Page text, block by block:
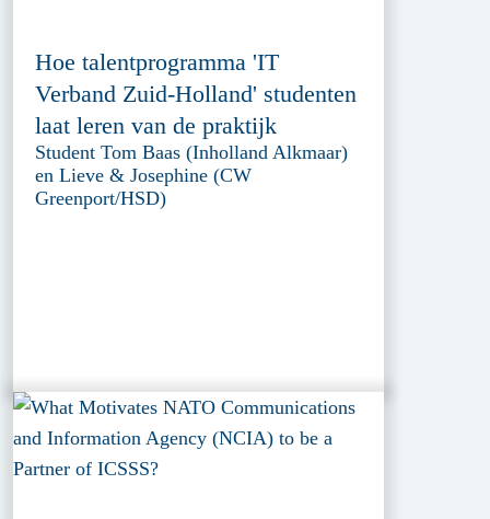
Hoe talentprogramma 'IT
Verband Zuid-Holland' studenten
laat leren van de praktijk
Student Tom Baas (Inholland Alkmaar)
en Lieve & Josephine (CW
Greenport/HSD)